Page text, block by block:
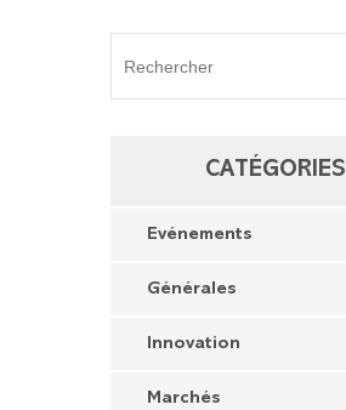
CATÉGORIES
Evénements
Générales
Innovation
Marchés